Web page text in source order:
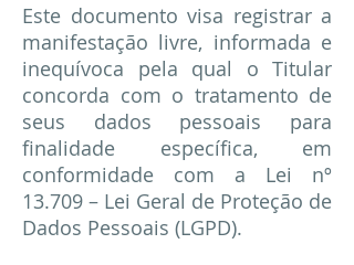
Este documento visa registrar a
manifestação livre, informada e
inequívoca pela qual o Titular
concorda com o tratamento de
seus dados pessoais para
finalidade específica, em
conformidade com a Lei nº
13.709 – Lei Geral de Proteção de
Dados Pessoais (LGPD).